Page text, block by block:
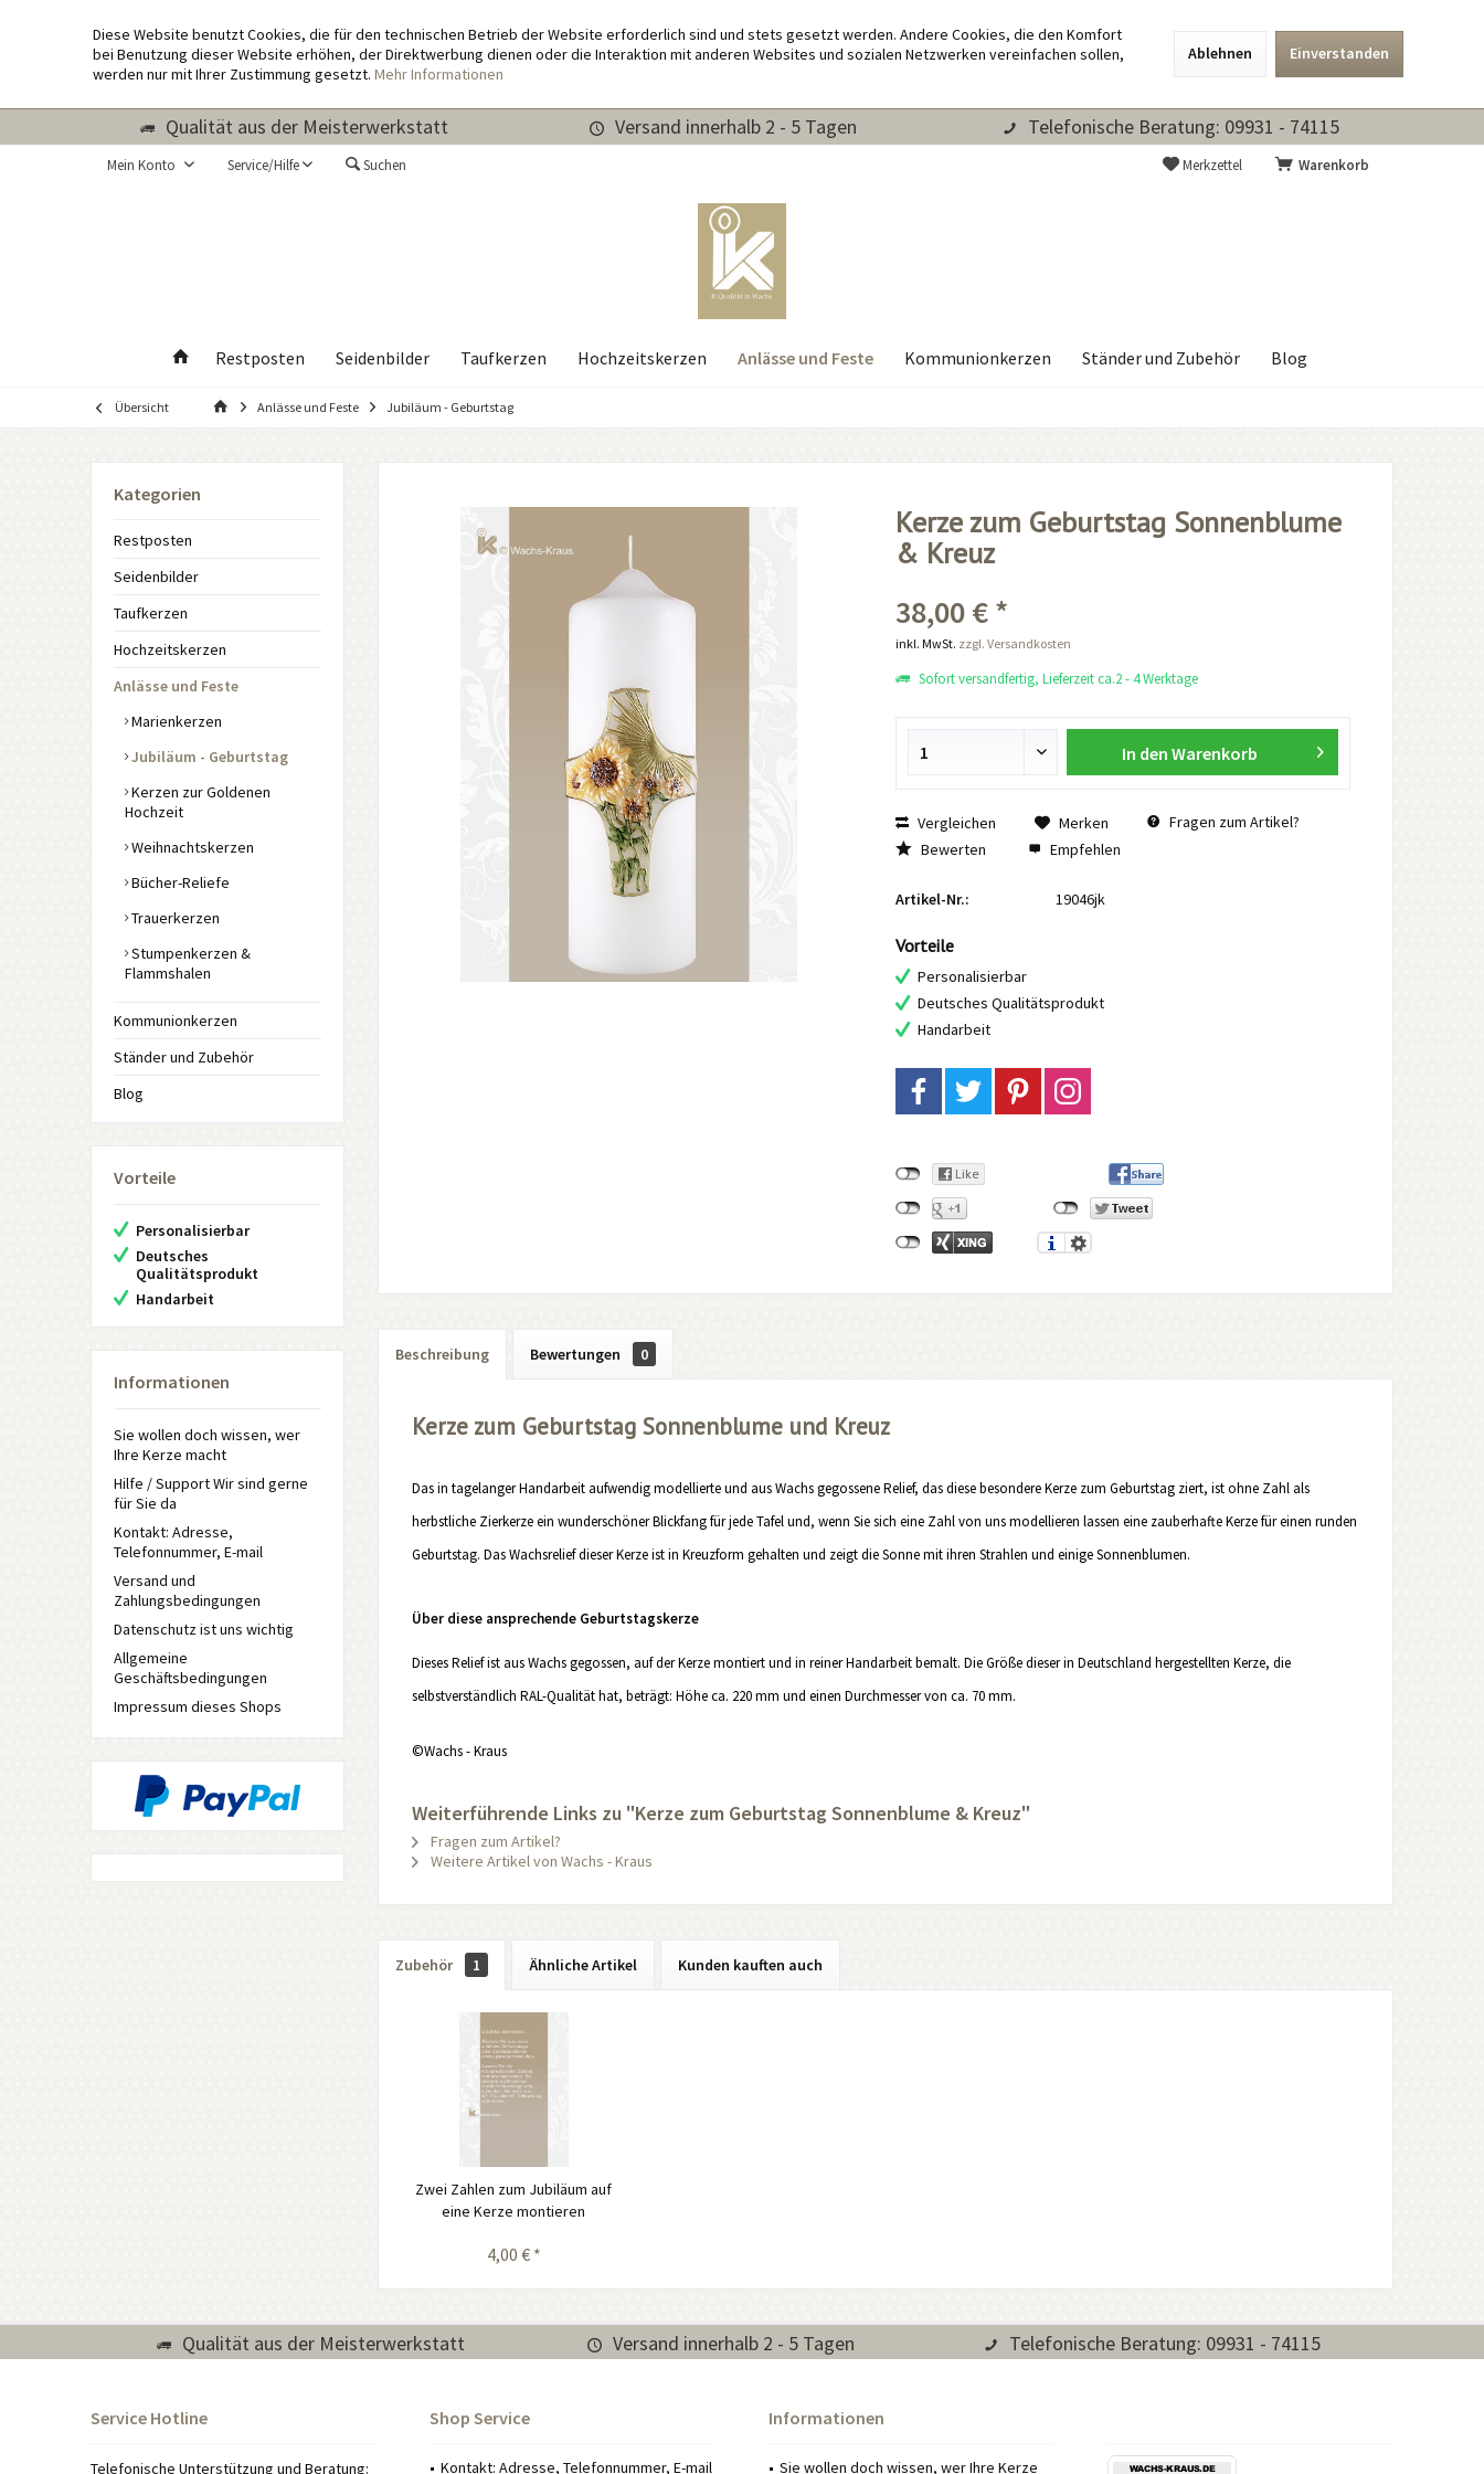
Diese Website benutzt Cookies, die für den technischen Betrieb der Website erforderlich sind und stets gesetzt werden. Andere Cookies, die den Komfort
bei Benutzung dieser Website erhöhen, der Direktwerbung dienen oder die Interaktion mit anderen Websites und sozialen Netzwerken vereinfachen sollen,
werden nur mit Ihrer Zustimmung gesetzt. Mehr Informationen
Ablehnen Einverstanden
Qualität aus der Meisterwerkstatt Versand innerhalb 2 - 5 Tagen Telefonische Beratung: 09931 - 74115
Warenkorb
Merkzettel
Mein Konto Service/Hilfe Suchen
Restposten Seidenbilder Taufkerzen Hochzeitskerzen Anlässe und Feste Kommunionkerzen Ständer und Zubehör Blog
Übersicht Anlässe und Feste Jubiläum - Geburtstag
Kategorien
Restposten
Seidenbilder
Taufkerzen
Hochzeitskerzen
Anlässe und Feste
Marienkerzen
Jubiläum - Geburtstag
Kerzen zur Goldenen
Hochzeit
Weihnachtskerzen
Bücher-Reliefe
Trauerkerzen
Stumpenkerzen &
Flammshalen
Kommunionkerzen
Ständer und Zubehör
Blog
Vorteile
Personalisierbar
Deutsches
Qualitätsprodukt
Handarbeit
Informationen
Sie wollen doch wissen, wer
Ihre Kerze macht
Hilfe / Support Wir sind gerne
für Sie da
Kontakt: Adresse,
Telefonnummer, E-mail
Versand und
Zahlungsbedingungen
Datenschutz ist uns wichtig
Allgemeine
Geschäftsbedingungen
Impressum dieses Shops
Kerze zum Geburtstag Sonnenblume
& Kreuz
38,00 € *
inkl. MwSt. zzgl. Versandkosten
Sofort versandfertig, Lieferzeit ca.2 - 4 Werktage
In den Warenkorb
Vergleichen Merken
Fragen zum Artikel?
Bewerten
Empfehlen
Artikel-Nr.: 19046jk
Vorteile
Personalisierbar
Deutsches Qualitätsprodukt
Handarbeit
Beschreibung Bewertungen 0
Kerze zum Geburtstag Sonnenblume und Kreuz
Das in tagelanger Handarbeit aufwendig modellierte und aus Wachs gegossene Relief, das diese besondere Kerze zum Geburtstag ziert, ist ohne Zahl als
herbstliche Zierkerze ein wunderschöner Blickfang für jede Tafel und, wenn Sie sich eine Zahl von uns modellieren lassen eine zauberhafte Kerze für einen runden
Geburtstag. Das Wachsrelief dieser Kerze ist in Kreuzform gehalten und zeigt die Sonne mit ihren Strahlen und einige Sonnenblumen.
Über diese ansprechende Geburtstagskerze
Dieses Relief ist aus Wachs gegossen, auf der Kerze montiert und in reiner Handarbeit bemalt. Die Größe dieser in Deutschland hergestellten Kerze, die
selbstverständlich RAL-Qualität hat, beträgt: Höhe ca. 220 mm und einen Durchmesser von ca. 70 mm.
©Wachs - Kraus
Weiterführende Links zu "Kerze zum Geburtstag Sonnenblume & Kreuz"
Fragen zum Artikel?
Weitere Artikel von Wachs - Kraus
Zubehör 1 Ähnliche Artikel Kunden kauften auch
Zwei Zahlen zum Jubiläum auf
eine Kerze montieren
4,00 € *
Qualität aus der Meisterwerkstatt Versand innerhalb 2 - 5 Tagen Telefonische Beratung: 09931 - 74115
Service Hotline
Telefonische Unterstützung und Beratung:
Shop Service
Kontakt: Adresse, Telefonnummer, E-mail
Informationen
Sie wollen doch wissen, wer Ihre Kerze